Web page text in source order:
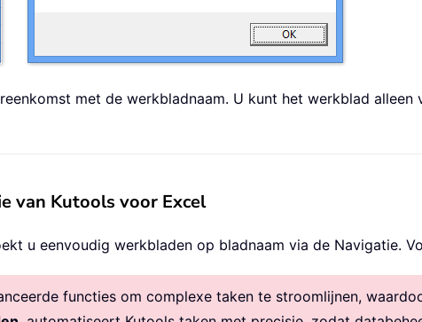
met de werkbladnaam. U kunt het werkblad
van Kutools voor Excel
u eenvoudig werkbladen op bladnaam via de Navigatie.
functies om complexe taken te stroomlijnen,